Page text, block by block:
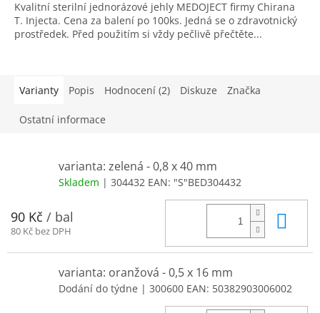
Kvalitní sterilní jednorázové jehly MEDOJECT firmy Chirana
T. Injecta. Cena za balení po 100ks. Jedná se o zdravotnický
prostředek. Před použitím si vždy pečlivě přečtěte...
Varianty Popis Hodnocení (2) Diskuze Značka
Ostatní informace
varianta: zelená - 0,8 x 40 mm
Skladem | 304432 EAN: "S"BED304432
90 Kč / bal
80 Kč bez DPH
varianta: oranžová - 0,5 x 16 mm
Dodání do týdne | 300600 EAN: 50382903006002